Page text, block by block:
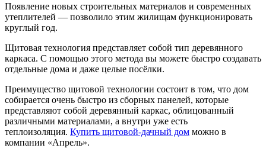
Появление новых строительных материалов и современных
утеплителей — позволило этим жилищам функционировать
круглый год.
Щитовая технология представляет собой тип деревянного
каркаса. С помощью этого метода вы можете быстро создавать
отдельные дома и даже целые посёлки.
Преимущество щитовой технологии состоит в том, что дом
собирается очень быстро из сборных панелей, которые
представляют собой деревянный каркас, облицованный
различными материалами, а внутри уже есть
теплоизоляция. Купить щитовой-дачный дом можно в
компании «Апрель».